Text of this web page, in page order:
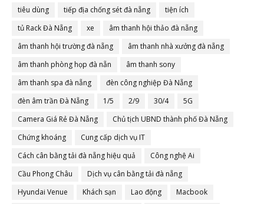
tiêu dùng
tiếp địa chống sét đà nẵng
tiện ích
tủ Rack Đà Nẵng
xe
âm thanh hội thảo đà nẵng
âm thanh hội trường đà nẵng
âm thanh nhà xưởng đà nẵng
âm thanh phòng họp đà nẵn
âm thanh sony
âm thanh spa đà nẵng
đèn công nghiệp Đà Nẵng
đèn âm trần Đà Nẵng
1/5 2/9 30/4
5G
Camera Giá Rẻ Đà Nẵng
Chủ tịch UBND thành phố Đà Nẵng
Chứng khoáng
Cung cấp dịch vụ IT
Cách cân bằng tải đà nẵng hiệu quả
Công nghệ Ai
Cầu Phong Châu
Dịch vụ cân bằng tải đà nẵng
Hyundai Venue
Khách sạn Lao động
Macbook